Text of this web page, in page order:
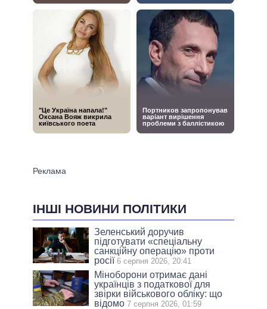
ІНШІ НОВИНИ ПОЛІТИКИ
Зеленський доручив
підготувати «спеціальну
санкційну операцію» проти
росії 6 серпня 2026, 20:41
Міноборони отримає дані
українців з податкової для
звірки військового обліку: що
відомо 7 серпня 2026, 01:59